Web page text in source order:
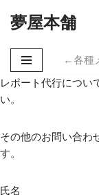
テ
ン
ツ
ス
キ
プ
夢屋本舗
←各種
レポート代行につい
い。
その他のお問い合わ
す。
氏名